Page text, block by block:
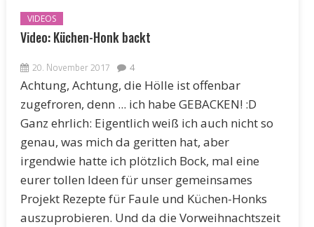
VIDEOS
Video: Küchen-Honk backt
20. November 2017 4
Achtung, Achtung, die Hölle ist offenbar
zugefroren, denn ... ich habe GEBACKEN! :D
Ganz ehrlich: Eigentlich weiß ich auch nicht so
genau, was mich da geritten hat, aber
irgendwie hatte ich plötzlich Bock, mal eine
eurer tollen Ideen für unser gemeinsames
Projekt Rezepte für Faule und Küchen-Honks
auszuprobieren. Und da die Vorweihnachtszeit